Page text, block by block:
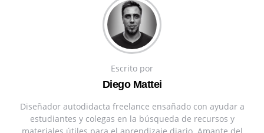
Escrito por
Diego Mattei
Diseñador autodidacta freelance ensañado con ayudar a
estudiantes y colegas en la búsqueda de recursos y